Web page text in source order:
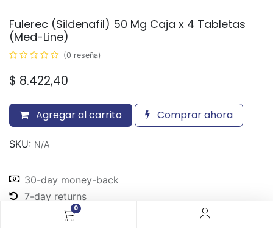
0
Fulerec (Sildenafil) 50 Mg Caja x 4 Tabletas
(Med-Line)
(0 reseña)
$ 8.422,40
Agregar al carrito Comprar ahora
SKU: N/A
30-day money-back
7-day returns
Shipping: 2-3 Days